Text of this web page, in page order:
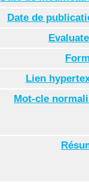
Date de
Lien
Mot-cle